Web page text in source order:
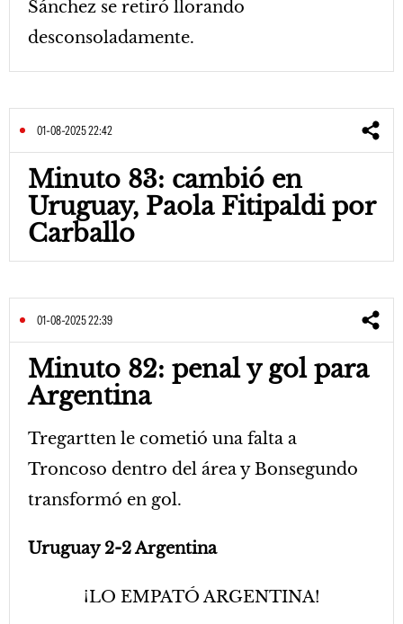
Sánchez se retiró llorando
desconsoladamente.
01-08-2025 22:42
Minuto 83: cambió en
Uruguay, Paola Fitipaldi por
Carballo
01-08-2025 22:39
Minuto 82: penal y gol para
Argentina
Tregartten le cometió una falta a
Troncoso dentro del área y Bonsegundo
transformó en gol.
Uruguay 2-2 Argentina
¡LO EMPATÓ ARGENTINA!